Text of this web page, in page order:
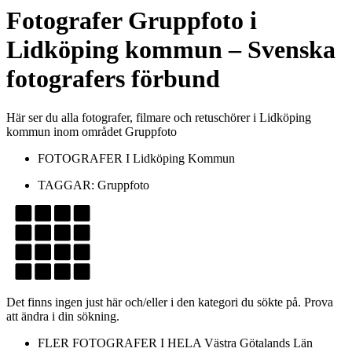
Fotografer Gruppfoto i
Lidköping kommun– Svenska
fotografers förbund
Här ser du alla fotografer, filmare och retuschörer i Lidköping
kommun inom området Gruppfoto
FOTOGRAFER I Lidköping Kommun
TAGGAR: Gruppfoto
Det finns ingen just här och/eller i den kategori du sökte på. Prova
att ändra i din sökning.
FLER FOTOGRAFER I HELA Västra Götalands Län